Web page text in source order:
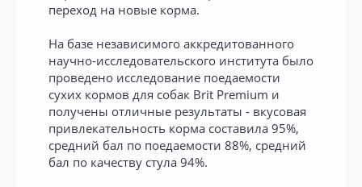
переход на новые корма.
На базе независимого аккредитованного
научно-исследовательского института было
проведено исследование поедаемости
сухих кормов для собак Brit Premium и
получены отличные результаты - вкусовая
привлекательность корма составила 95%,
средний бал по поедаемости 88%, средний
бал по качеству стула 94%.